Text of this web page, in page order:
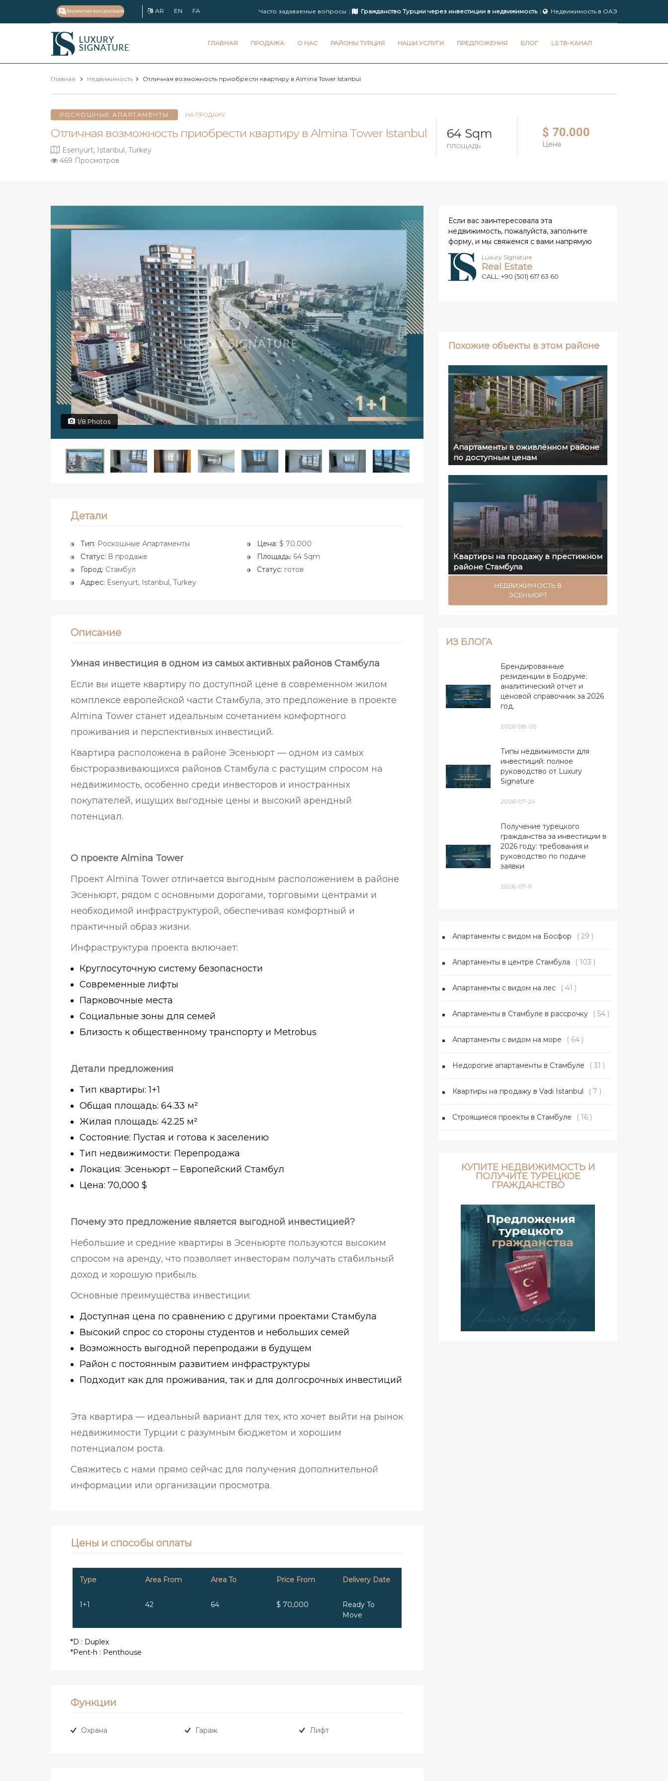
AR EN FA Часто задаваемые вопросы Гражданство Турции через инвестиции в недвижимость Недвижимость в ОАЭ
Luxury
Signature
ГЛАВНАЯ ПРОДАЖА О НАС РАЙОНЫ ТУРЦИЯ НАШИ УСЛУГИ ПРЕДЛОЖЕНИЯ БЛОГ LS ТВ-КАНАЛ
Главная Недвижимость Отличная возможность приобрести квартиру в Almina Tower Istanbul
РОСКОШНЫЕ АПАРТАМЕНТЫ НА ПРОДАЖУ
Отличная возможность приобрести квартиру в Almina Tower Istanbul
Esenyurt, Istanbul, Turkey
469 Просмотров
64 Sqm
ПЛОЩАДЬ
$ 70.000
Цена
1/8 Photos
Детали
Тип: Роскошные Апартаменты
Статус: В продаже
Город: Стамбул
Адрес: Esenyurt, Istanbul, Turkey
Цена: $ 70.000
Площадь: 64 Sqm
Статус: готов
Описание
Умная инвестиция в одном из самых активных районов Стамбула
Если вы ищете квартиру по доступной цене в современном жилом
комплексе европейской части Стамбула, это предложение в проекте
Almina Tower станет идеальным сочетанием комфортного
проживания и перспективных инвестиций.
Квартира расположена в районе Эсеньюрт — одном из самых
быстроразвивающихся районов Стамбула с растущим спросом на
недвижимость, особенно среди инвесторов и иностранных
покупателей, ищущих выгодные цены и высокий арендный
потенциал.
О проекте Almina Tower
Проект Almina Tower отличается выгодным расположением в районе
Эсеньюрт, рядом с основными дорогами, торговыми центрами и
необходимой инфраструктурой, обеспечивая комфортный и
практичный образ жизни.
Инфраструктура проекта включает:
Круглосуточную систему безопасности
Современные лифты
Парковочные места
Социальные зоны для семей
Близость к общественному транспорту и Metrobus
Детали предложения
Тип квартиры: 1+1
Общая площадь: 64.33 м²
Жилая площадь: 42.25 м²
Состояние: Пустая и готова к заселению
Тип недвижимости: Перепродажа
Локация: Эсеньюрт – Европейский Стамбул
Цена: 70,000 $
Почему это предложение является выгодной инвестицией?
Небольшие и средние квартиры в Эсеньюрте пользуются высоким
спросом на аренду, что позволяет инвесторам получать стабильный
доход и хорошую прибыль.
Основные преимущества инвестиции:
Доступная цена по сравнению с другими проектами Стамбула
Высокий спрос со стороны студентов и небольших семей
Возможность выгодной перепродажи в будущем
Район с постоянным развитием инфраструктуры
Подходит как для проживания, так и для долгосрочных инвестиций
Эта квартира — идеальный вариант для тех, кто хочет выйти на рынок
недвижимости Турции с разумным бюджетом и хорошим
потенциалом роста.
Свяжитесь с нами прямо сейчас для получения дополнительной
информации или организации просмотра.
Цены и способы оплаты
Type Area From Area To Price From Delivery Date
1+1 42 64 $ 70,000
Ready To
Move
*D : Duplex
*Pent-h : Penthouse
Функции
Охрана Гараж Лифт
Если вас заинтересовала эта
недвижимость, пожалуйста, заполните
форму, и мы свяжемся с вами напрямую
Luxury Signature
Real Estate
CALL: +90 (501) 617 63 60
Похожие объекты в этом районе
Апартаменты в оживлённом районе
по доступным ценам
Квартиры на продажу в престижном
районе Стамбула
НЕДВИЖИМОСТЬ В
ЭСЕНЬЮРТ
ИЗ БЛОГА
Брендированные
резиденции в Бодруме:
аналитический отчет и
ценовой справочник за 2026
год.
2026-08-05
Типы недвижимости для
инвестиций: полное
руководство от Luxury
Signature
2026-07-24
Получение турецкого
гражданства за инвестиции в
2026 году: требования и
руководство по подаче
заявки
2026-07-11
Апартаменты с видом на Босфор ( 29 )
Апартаменты в центре Стамбула ( 103 )
Апартаменты с видом на лес ( 41 )
Апартаменты в Стамбуле в рассрочку ( 54 )
Апартаменты с видом на море ( 64 )
Недорогие апартаменты в Стамбуле ( 31 )
Квартиры на продажу в Vadi Istanbul ( 7 )
Строящиеся проекты в Стамбуле ( 16 )
КУПИТЕ НЕДВИЖИМОСТЬ И
ПОЛУЧИТЕ ТУРЕЦКОЕ
ГРАЖДАНСТВО